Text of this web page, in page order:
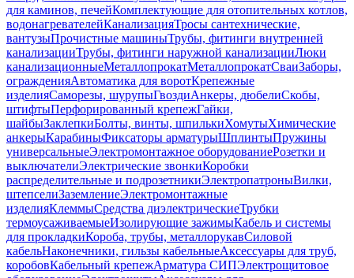
для каминов, печейКомплектующие для отопительных котлов,
водонагревателейКанализацияТросы сантехнические,
вантузыПрочистные машиныТрубы, фитинги внутренней
канализацииТрубы, фитинги наружной канализацииЛюки
канализационныеМеталлопрокатМеталлопрокатСваиЗаборы,
огражденияАвтоматика для воротКрепежные
изделияСаморезы, шурупыГвоздиАнкеры, дюбелиСкобы,
штифтыПерфорированный крепежГайки,
шайбыЗаклепкиБолты, винты, шпилькиХомутыХимические
анкерыКарабиныФиксаторы арматурыШплинтыПружины
универсальныеЭлектромонтажное оборудованиеРозетки и
выключателиЭлектрические звонкиКоробки
распределительные и подрозетникиЭлектропатроныВилки,
штепселиЗаземлениеЭлектромонтажные
изделияКлеммыСредства диэлектрическиеТрубки
термоусаживаемыеИзолирующие зажимыКабель и системы
для прокладкиКороба, трубы, металлорукавСиловой
кабельНаконечники, гильзы кабельныеАксессуары для труб,
коробовКабельный крепежАрматура СИПЭлектрощитовое